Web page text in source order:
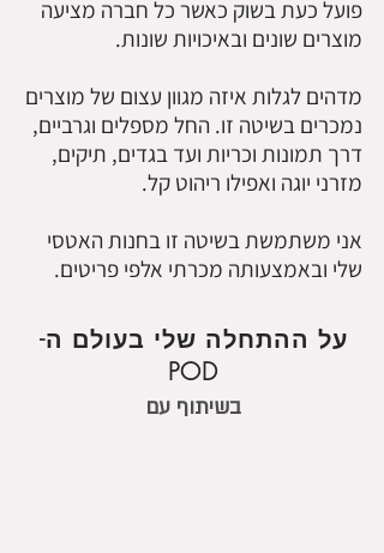
פועל כעת בשוק כאשר כל חברה מציעה
מוצרים שונים ובאיכויות שונות.
מדהים לגלות איזה מגוון עצום של מוצרים
נמכרים בשיטה זו. החל מספלים וגרביים,
דרך תמונות וכריות ועד בגדים, תיקים,
מזרני יוגה ואפילו ריהוט קל.
אני משתמשת בשיטה זו בחנות האטסי
שלי ובאמצעותה מכרתי אלפי פריטים.
על ההתחלה שלי בעולם ה-
POD
בשיתוף עם